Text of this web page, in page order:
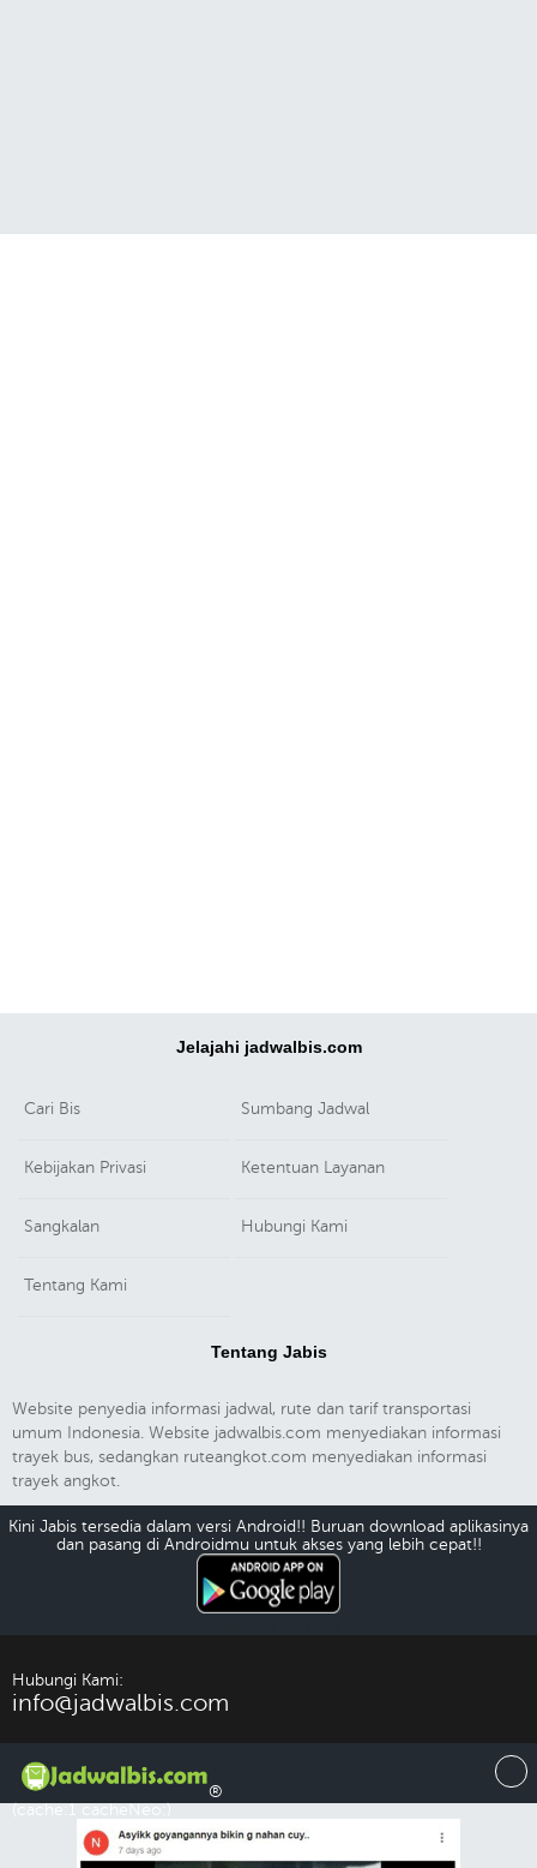
Jelajahi jadwalbis.com
Cari Bis Sumbang Jadwal
Kebijakan Privasi Ketentuan Layanan
Sangkalan Hubungi Kami
Tentang Kami
Tentang Jabis
Website penyedia informasi jadwal, rute dan tarif transportasi
umum Indonesia. Website jadwalbis.com menyediakan informasi
trayek bus, sedangkan ruteangkot.com menyediakan informasi
trayek angkot.
Kini Jabis tersedia dalam versi Android!! Buruan download aplikasinya
dan pasang di Androidmu untuk akses yang lebih cepat!!
Hubungi Kami:
info@jadwalbis.com
®
(cache:1 cacheNeo:)